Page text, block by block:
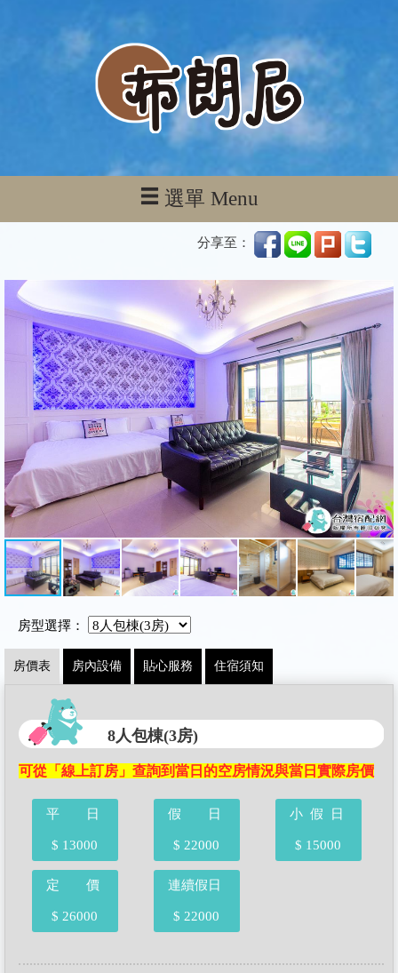
選單 Menu
分享至：
房型選擇：
房價表 房內設備 貼心服務 住宿須知
8人包棟(3房)
可從「線上訂房」查詢到當日的空房情況與當日實際房價
平 日
$ 13000
假 日
$ 22000
小 假 日
$ 15000
定 價
$ 26000
連續假日
$ 22000